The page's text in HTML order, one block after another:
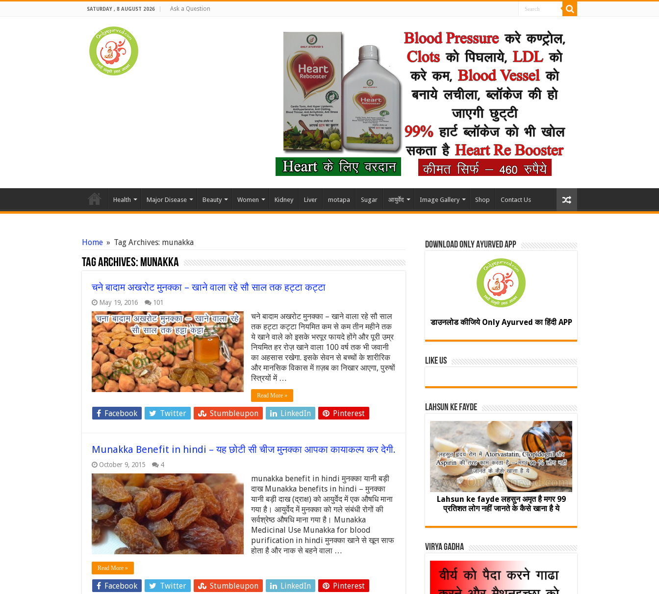
SATURDAY , 8 AUGUST 2026 Ask a Question
Health Major Disease Beauty Women Kidney Liver motapa Sugar आयुर्वेद Image Gallery Shop Contact Us
Home » Tag Archives: munakka
Tag Archives: munakka
चने बादाम अखरोट मुनक्का – खाने वाला रहे सौ साल तक हट्टा कट्टा
May 19, 2016 101
चने बादाम अखरोट मुनक्का – खाने वाला रहे सौ साल
तक हट्टा कट्टा नियमित कम से कम तीन महीने तक
ये खाने वाले को इसके भरपूर फायदे होंगे और पूरी उम्र
नियमित हर रोज़ खाने वाला 100 वर्ष तक भी जवानी
का अहसास रखेगा. इसके सेवन से बच्चों के शारीरिक
और मानसिक विकास में ग़ज़ब का निखार आएगा, पुरुषों
स्त्रियों में …
Read More »
Facebook Twitter Stumbleupon LinkedIn Pinterest
Munakka Benefit in hindi – यह छोटी सी चीज मुनक्का आपका कायाकल्प कर देगी.
October 9, 2015 4
munakka benefit in hindi मुनक्का यानी बड़ी
दाख Munakka benefits in hindi – मुनक्का
यानी बड़ी दाख (द्राक्ष) को आयुर्वेद में एक औषधि माना
गया है। आयुर्वेद में मुनक्का को गले संबंधी रोगों की
सर्वश्रेष्ठ औषधि माना गया है। Munakka
Medicinal Use Munakka for blood
purification in hindi मुनक्का खाने से खून साफ
होता है और नाक से बहने वाला …
Read More »
Facebook Twitter Stumbleupon LinkedIn Pinterest
Download Only Ayurved App
डाउनलोड कीजिये Only Ayurved का हिंदी APP
Like Us
Lahsun ke fayde
Lahsun ke fayde लहसुन अमृत है मगर 99
प्रतिशत लोग नहीं जानते के कैसे खाना है ये
Virya Gadha